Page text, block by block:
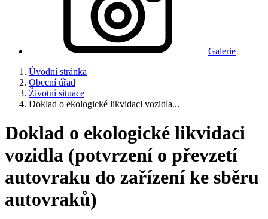
Galerie
Úvodní stránka
Obecní úřad
Životní situace
Doklad o ekologické likvidaci vozidla...
Doklad o ekologické likvidaci
vozidla (potvrzení o převzetí
autovraku do zařízení ke sběru
autovraků)